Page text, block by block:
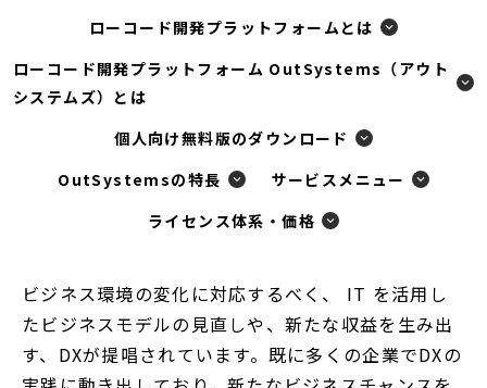
ローコード開発プラットフォームとは
ローコード開発プラットフォーム OutSystems（アウト
システムズ）とは
個人向け無料版のダウンロード
OutSystemsの特長
サービスメニュー
ライセンス体系・価格
ビジネス環境の変化に対応するべく、 IT を活用し
たビジネスモデルの見直しや、新たな収益を生み出
す、DXが提唱されています。既に多くの企業でDXの